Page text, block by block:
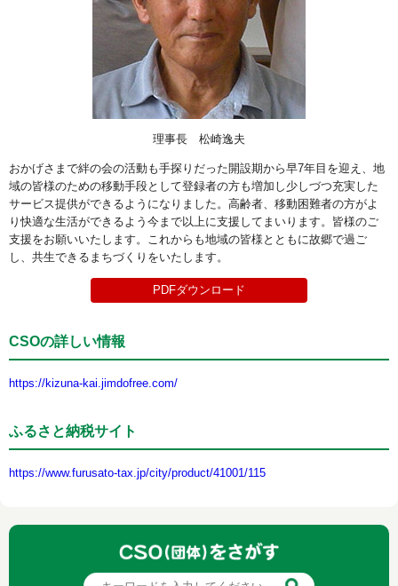
理事長 松崎逸夫
おかげさまで絆の会の活動も手探りだった開設期から早7年目を迎え、地
域の皆様のための移動手段として登録者の方も増加し少しづつ充実した
サービス提供ができるようになりました。高齢者、移動困難者の方がよ
り快適な生活ができるよう今まで以上に支援してまいります。皆様のご
支援をお願いいたします。これからも地域の皆様とともに故郷で過ご
し、共生できるまちづくりをいたします。
PDFダウンロード
CSOの詳しい情報
https://kizuna-kai.jimdofree.com/
ふるさと納税サイト
https://www.furusato-tax.jp/city/product/41001/115